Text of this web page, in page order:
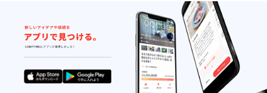
刺繍は
金色でT
シャツ
の右袖
に入れ
させて
いただ
きま
す。
から、
サイズ
はL,XL
からお
選びい
ただけ
ます。
ご希望
のお名